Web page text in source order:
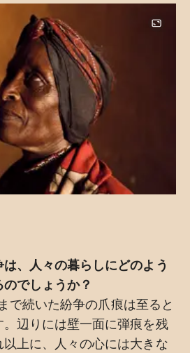
、人々の暮らしにどのよう
でしょうか？
で続いた紛争の爪痕は至ると
辺りには壁一面に弾痕を残
上に、人々の心には大きな